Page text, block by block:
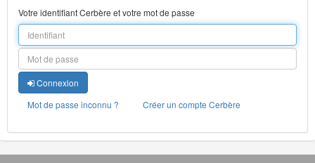
Votre identifiant Cerbère et votre mot de passe
Connexion
Mot de passe inconnu ?
Créer un compte Cerbère